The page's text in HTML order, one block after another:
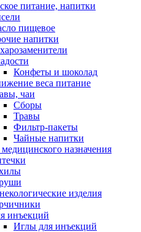
питание, напитки
пищевое
напитки
Конфеты и шоколад
веса питание
чаи
Сборы
Травы
Фильтр-пакеты
Чайные напитки
назначения
изделия
инъекций
Иглы для инъекций